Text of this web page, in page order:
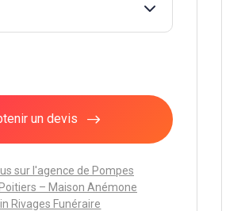
un devis
sur l'agence de Pompes
– Maison Anémone
Rivages Funéraire